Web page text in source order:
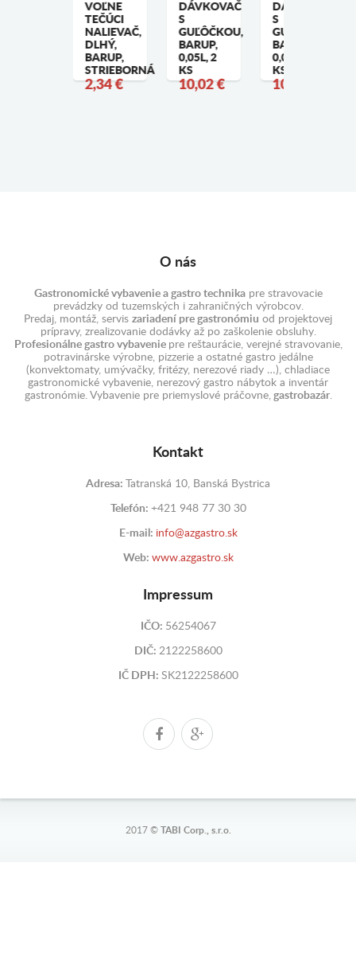
VOĽNE
TEČÚCI
NALIEVAČ,
DLHÝ,
BARUP,
STRIEBORNÁ
2,34 €
DÁVKOVAČ
S
GUĽÔČKOU,
BARUP,
0,05L, 2
KS
10,02 €
DÁVKOVAČ
S
GUĽÔČKOU,
BARUP,
0,035L, 2
KS
10,02 €
O nás
Gastronomické vybavenie a gastro technikapre stravovacie
prevádzky od tuzemských i zahraničných výrobcov.
Predaj, montáž, servis zariadení pre gastronómiu od projektovej
prípravy, zrealizovanie dodávky až po zaškolenie obsluhy.
Profesionálne gastro vybavenie pre reštaurácie, verejné stravovanie,
potravinárske výrobne, pizzerie a ostatné gastro jedálne
(konvektomaty, umývačky, fritézy, nerezové riady …), chladiace
gastronomické vybavenie, nerezový gastro nábytok a inventár
gastronómie. Vybavenie pre priemyslové práčovne,gastrobazár.
Kontakt
Adresa: Tatranská 10, Banská Bystrica
Telefón: +421 948 77 30 30
E-mail: info@azgastro.sk
Web: www.azgastro.sk
Impressum
IČO: 56254067
DIČ: 2122258600
IČ DPH: SK2122258600
2017 © TABI Corp., s.r.o.